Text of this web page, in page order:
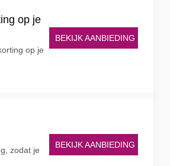
op je
op je
BEKIJK AANBIEDING
zodat je
BEKIJK AANBIEDING